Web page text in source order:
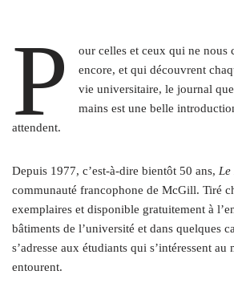
P
our celles et ceux qui ne nous
encore, et qui découvrent
vie universitaire, le journal
mains est une belle
attendent.
Depuis 1977, c’est-à-dire bientôt 50 ans, Le
communauté francophone de McGill. Tiré
exemplaires et disponible gratuitement à
bâtiments de l’université et dans quelques
s’adresse aux étudiants qui s’intéressent au
entourent.